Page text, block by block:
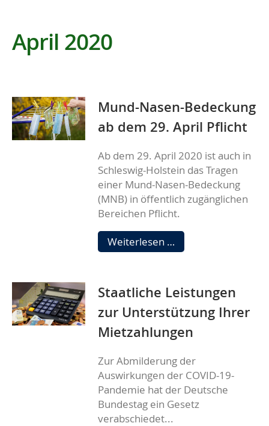
April 2020
Mund-Nasen-Bedeckung
ab dem 29. April Pflicht
Ab dem 29. April 2020 ist auch in
Schleswig-Holstein das Tragen
einer Mund-Nasen-Bedeckung
(MNB) in öffentlich zugänglichen
Bereichen Pflicht.
Weiterlesen … Mund-
Nasen-
dem
29.
Pflicht
Staatliche Leistungen
zur Unterstützung Ihrer
Mietzahlungen
Zur Abmilderung der
Auswirkungen der COVID-19-
Pandemie hat der Deutsche
Bundestag ein Gesetz
verabschiedet...